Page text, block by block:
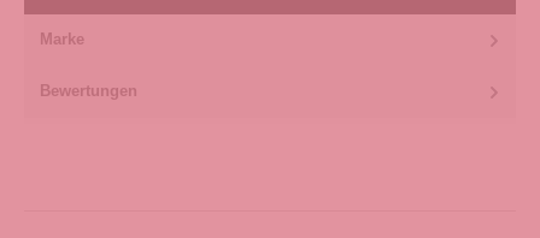
Marke
Bewertungen